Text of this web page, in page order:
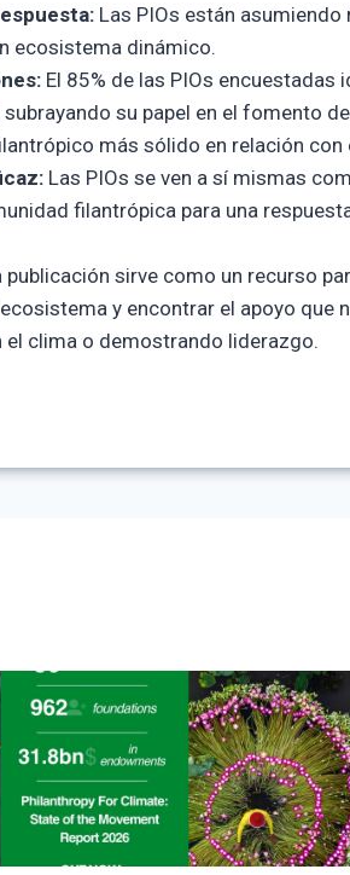
Las PIOs están
ecosistema dinámico.
El 85% de las PIOs encuestadas
su papel en el fomento
más sólido en relación con
Las PIOs se ven a sí mismas
filantrópica para una
publicación sirve como un recurso
y encontrar el apoyo que
clima o demostrando liderazgo.